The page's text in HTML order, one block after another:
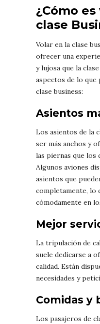
¿Cómo
clase
Volar en la clase
ofrecer una
y lujosa que la
aspectos de lo que
clase business:
Asientos
Los asientos de la
ser más anchos y
las piernas que los
Algunos aviones
asientos que
completamente,
cómodamente en
Mejor
La tripulación de
suele dedicarse a
calidad. Están
necesidades y
Comidas y
Los pasajeros de